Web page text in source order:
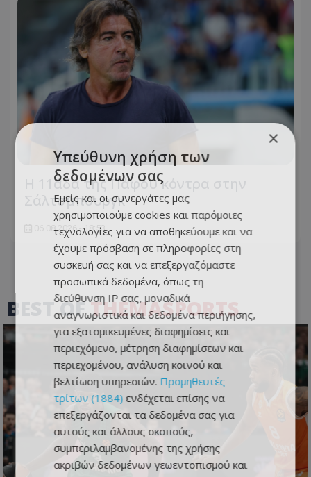
Η 11άδα της Πάφου κόντρα στην
Σάλτσμπουργκ
06.08.2026 - 18:53
BEST OFTHEMASPORTS
×
Υπεύθυνη χρήση των
δεδομένων σας
Εμείς και οι συνεργάτες μας
χρησιμοποιούμε cookies και παρόμοιες
τεχνολογίες για να αποθηκεύουμε και να
έχουμε πρόσβαση σε πληροφορίες στη
συσκευή σας και να επεξεργαζόμαστε
προσωπικά δεδομένα, όπως τη
διεύθυνση IP σας, μοναδικά
αναγνωριστικά και δεδομένα περιήγησης,
για εξατομικευμένες διαφημίσεις και
περιεχόμενο, μέτρηση διαφημίσεων και
περιεχομένου, ανάλυση κοινού και
βελτίωση υπηρεσιών. Προμηθευτές
τρίτων (1884) ενδέχεται επίσης να
επεξεργάζονται τα δεδομένα σας για
αυτούς και άλλους σκοπούς,
συμπεριλαμβανομένης της χρήσης
ακριβών δεδομένων γεωεντοπισμού και